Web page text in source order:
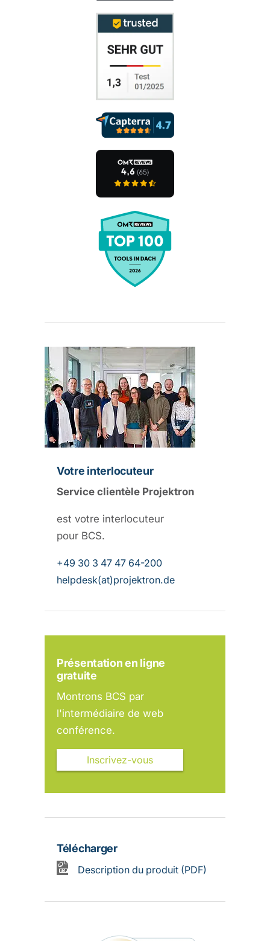
Votre interlocuteur
Service clientèle Projektron
est votre interlocuteur
pour BCS.
+49 30 3 47 47 64-200
helpdesk(at)projektron.de
Présentation en ligne
gratuite
Montrons BCS par
l'intermédiaire de web
conférence.
Inscrivez-vous
Télécharger
Description du produit (PDF)